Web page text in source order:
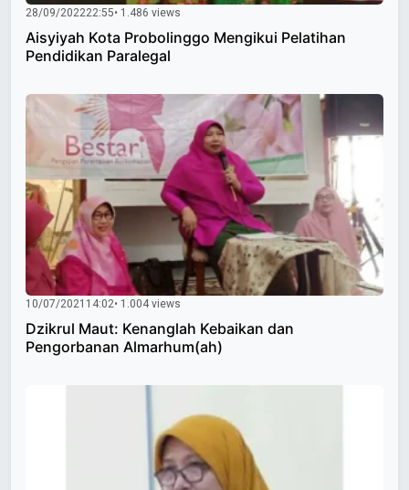
28/09/202222:55• 1.486 views
Aisyiyah Kota Probolinggo Mengikui Pelatihan
Pendidikan Paralegal
10/07/2021 14:02• 1.004 views
Dzikrul Maut: Kenanglah Kebaikan dan
Pengorbanan Almarhum(ah)